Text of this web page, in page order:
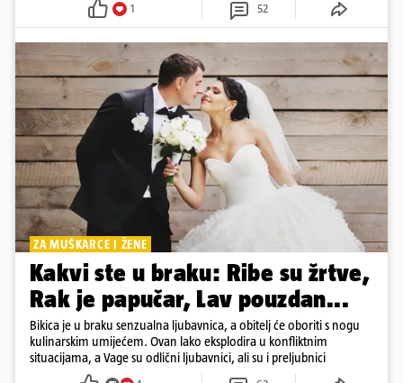
1 52
ZA MUŠKARCE I ŽENE
Kakvi ste u braku: Ribe su žrtve,
Rak je papučar, Lav pouzdan...
Bikica je u braku senzualna ljubavnica, a obitelj će oboriti s nogu
kulinarskim umijećem. Ovan lako eksplodira u konfliktnim
situacijama, a Vage su odlični ljubavnici, ali su i preljubnici